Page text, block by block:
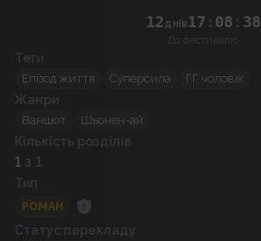
12днів 17 : 08 : 38
До фестивалю
Теги
Епізод життя Суперсила ГГ чоловік
Жанри
Ваншот Шьонен-ай
Кількість розділів
1 з 1
Тип
РОМАН
Статус перекладу